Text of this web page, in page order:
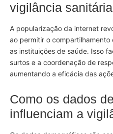
vigilância
A popularização da internet
ao permitir o
as instituições de saúde. Isso
surtos e a coordenação de
aumentando a eficácia das
Como os dados
influenciam a